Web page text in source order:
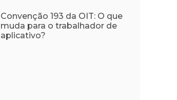
Convenção 193 da OIT: O que
muda para o trabalhador de
aplicativo?